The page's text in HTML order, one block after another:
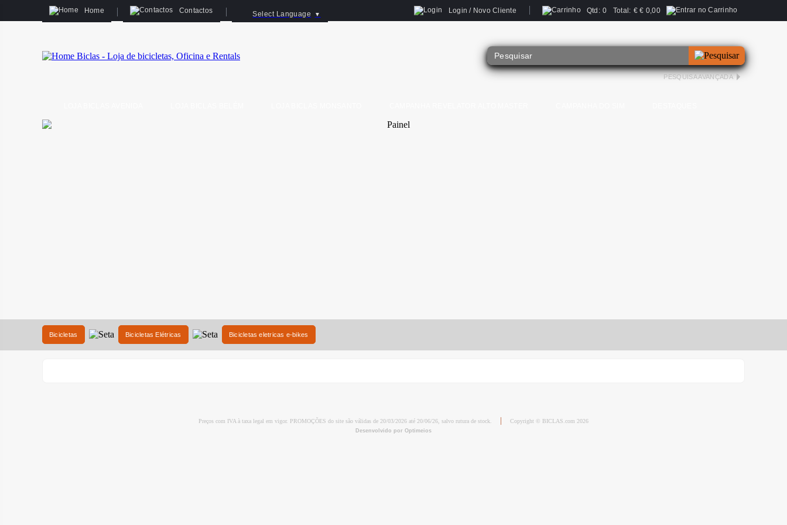
Home Contactos Select Language ▼ Login / Novo Cliente Qtd: 0 Total: €€ 0,00
PESQUISA AVANÇADA
Bicicletas Bicicletas Elétricas Bicicletas eletricas e-bikes
Preços com IVA à taxa legal em vigor. PROMOÇÕES do site são válidas de 20/03/2026 até 20/06/26, salvo rutura de stock. Copyright © BICLAS.com 2026
Desenvolvido por Optimeios